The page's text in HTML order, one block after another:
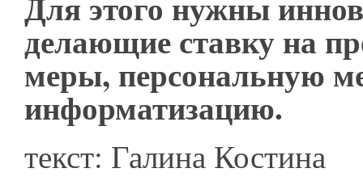
делающие ставку на
меры, персональную
информатизацию.
текст: Галина Костина